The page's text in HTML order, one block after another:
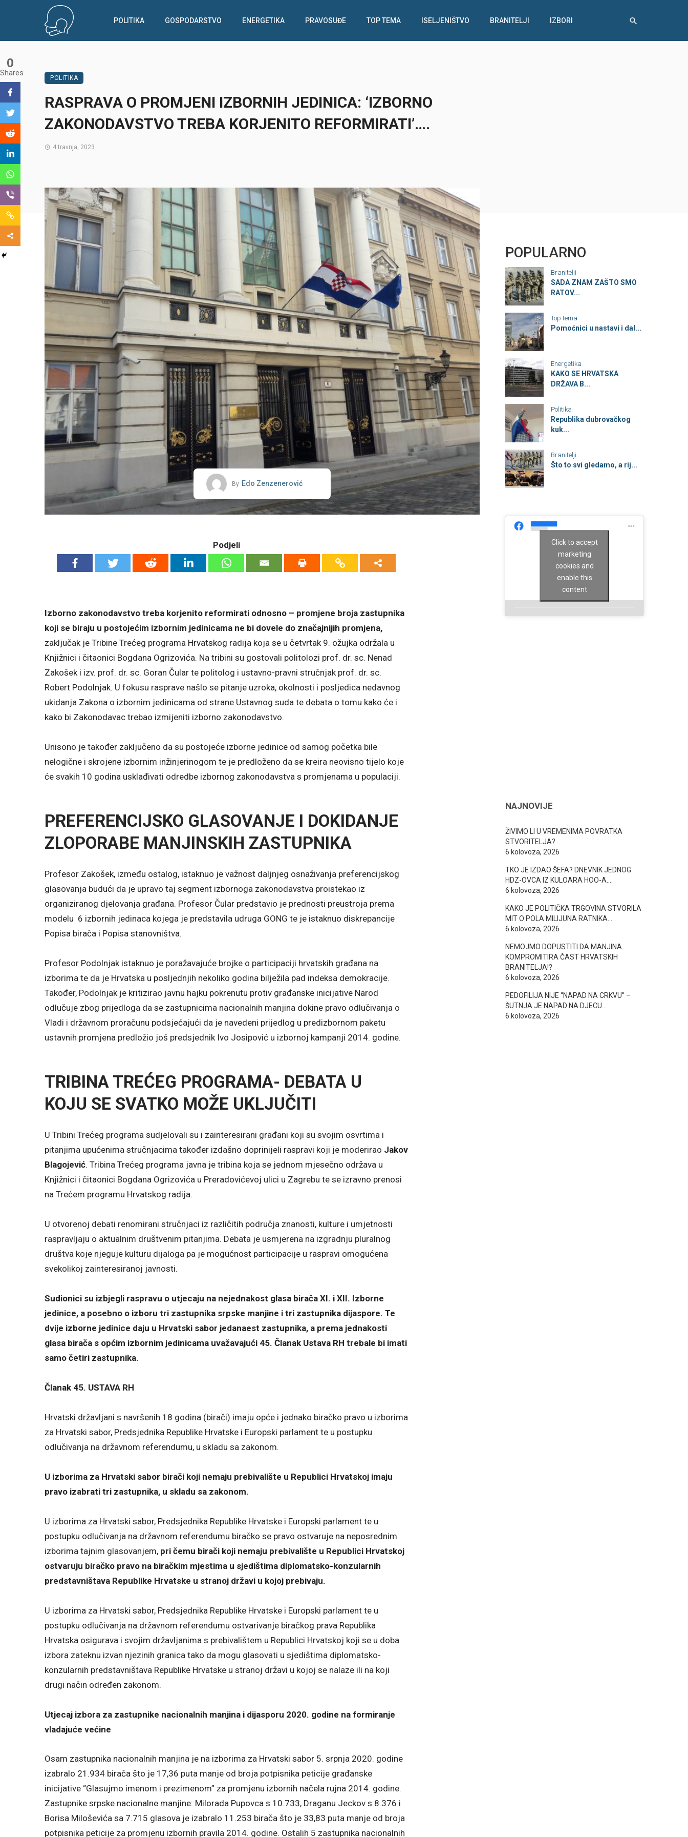
POLITIKA GOSPODARSTVO ENERGETIKA PRAVOSUĐE TOP TEMA ISELJENIŠTVO BRANITELJI IZBORI
POLITIKA
RASPRAVA O PROMJENI IZBORNIH JEDINICA: ‘IZBORNO
ZAKONODAVSTVO TREBA KORJENITO REFORMIRATI’….
4 travnja, 2023
By Edo Zenzenerović
Podjeli
Izborno zakonodavstvo treba korjenito reformirati odnosno – promjene broja zastupnika
koji se biraju u postojećim izbornim jedinicama ne bi dovele do značajnijih promjena,
zaključak je Tribine Trećeg programa Hrvatskog radija koja se u četvrtak 9. ožujka održala u
Knjižnici i čitaonici Bogdana Ogrizovića. Na tribini su gostovali politolozi prof. dr. sc. Nenad
Zakošek i izv. prof. dr. sc. Goran Čular te politolog i ustavno-pravni stručnjak prof. dr. sc.
Robert Podolnjak. U fokusu rasprave našlo se pitanje uzroka, okolnosti i posljedica nedavnog
ukidanja Zakona o izbornim jedinicama od strane Ustavnog suda te debata o tomu kako će i
kako bi Zakonodavac trebao izmijeniti izborno zakonodavstvo.
Unisono je također zaključeno da su postojeće izborne jedinice od samog početka bile
nelogične i skrojene izbornim inžinjerinogom te je predloženo da se kreira neovisno tijelo koje
će svakih 10 godina usklađivati odredbe izbornog zakonodavstva s promjenama u populaciji.
PREFERENCIJSKO GLASOVANJE I DOKIDANJE
ZLOPORABE MANJINSKIH ZASTUPNIKA
Profesor Zakošek, između ostalog, istaknuo je važnost daljnjeg osnaživanja preferencijskog
glasovanja budući da je upravo taj segment izbornoga zakonodavstva proistekao iz
organiziranog djelovanja građana. Profesor Čular predstavio je prednosti preustroja prema
modelu 6 izbornih jedinaca kojega je predstavila udruga GONG te je istaknuo diskrepancije
Popisa birača i Popisa stanovništva.
Profesor Podolnjak istaknuo je poražavajuće brojke o participaciji hrvatskih građana na
izborima te da je Hrvatska u posljednjih nekoliko godina bilježila pad indeksa demokracije.
Također, Podolnjak je kritizirao javnu hajku pokrenutu protiv građanske inicijative Narod
odlučuje zbog prijedloga da se zastupnicima nacionalnih manjina dokine pravo odlučivanja o
Vladi i državnom proračunu podsjećajući da je navedeni prijedlog u predizbornom paketu
ustavnih promjena predložio još predsjednik Ivo Josipović u izbornoj kampanji 2014. godine.
TRIBINA TREĆEG PROGRAMA- DEBATA U
KOJU SE SVATKO MOŽE UKLJUČITI
U Tribini Trećeg programa sudjelovali su i zainteresirani građani koji su svojim osvrtima i
pitanjima upućenima stručnjacima također izdašno doprinijeli raspravi koji je moderirao Jakov
Blagojević. Tribina Trećeg programa javna je tribina koja se jednom mjesečno održava u
Knjižnici i čitaonici Bogdana Ogrizovića u Preradovićevoj ulici u Zagrebu te se izravno prenosi
na Trećem programu Hrvatskog radija.
U otvorenoj debati renomirani stručnjaci iz različitih područja znanosti, kulture i umjetnosti
raspravljaju o aktualnim društvenim pitanjima. Debata je usmjerena na izgradnju pluralnog
društva koje njeguje kulturu dijaloga pa je mogućnost participacije u raspravi omogućena
svekolikoj zainteresiranoj javnosti.
Sudionici su izbjegli raspravu o utjecaju na nejednakost glasa birača XI. i XII. Izborne
jedinice, a posebno o izboru tri zastupnika srpske manjine i tri zastupnika dijaspore. Te
dvije izborne jedinice daju u Hrvatski sabor jedanaest zastupnika, a prema jednakosti
glasa birača s općim izbornim jedinicama uvažavajući 45. Članak Ustava RH trebale bi imati
samo četiri zastupnika.
Članak 45. USTAVA RH
Hrvatski državljani s navršenih 18 godina (birači) imaju opće i jednako biračko pravo u izborima
za Hrvatski sabor, Predsjednika Republike Hrvatske i Europski parlament te u postupku
odlučivanja na državnom referendumu, u skladu sa zakonom.
U izborima za Hrvatski sabor birači koji nemaju prebivalište u Republici Hrvatskoj imaju
pravo izabrati tri zastupnika, u skladu sa zakonom.
U izborima za Hrvatski sabor, Predsjednika Republike Hrvatske i Europski parlament te u
postupku odlučivanja na državnom referendumu biračko se pravo ostvaruje na neposrednim
izborima tajnim glasovanjem, pri čemu birači koji nemaju prebivalište u Republici Hrvatskoj
ostvaruju biračko pravo na biračkim mjestima u sjedištima diplomatsko-konzularnih
predstavništava Republike Hrvatske u stranoj državi u kojoj prebivaju.
U izborima za Hrvatski sabor, Predsjednika Republike Hrvatske i Europski parlament te u
postupku odlučivanja na državnom referendumu ostvarivanje biračkog prava Republika
Hrvatska osigurava i svojim državljanima s prebivalištem u Republici Hrvatskoj koji se u doba
izbora zateknu izvan njezinih granica tako da mogu glasovati u sjedištima diplomatsko-
konzularnih predstavništava Republike Hrvatske u stranoj državi u kojoj se nalaze ili na koji
drugi način određen zakonom.
Utjecaj izbora za zastupnike nacionalnih manjina i dijasporu 2020. godine na formiranje
vladajuće većine
Osam zastupnika nacionalnih manjina je na izborima za Hrvatski sabor 5. srpnja 2020. godine
izabralo 21.934 birača što je 17,36 puta manje od broja potpisnika peticije građanske
inicijative “Glasujmo imenom i prezimenom” za promjenu izbornih načela rujna 2014. godine.
Zastupnike srpske nacionalne manjine: Milorada Pupovca s 10.733, Draganu Jeckov s 8.376 i
Borisa Miloševića sa 7.715 glasova je izabralo 11.253 birača što je 33,83 puta manje od broja
potpisnika peticije za promjenu izbornih pravila 2014. godine. Ostalih 5 zastupnika nacionalnih
0
Shares
POPULARNO
Branitelji
SADA ZNAM ZAŠTO SMO
RATOV...
Top tema
Pomoćnici u nastavi i dal...
Energetika
KAKO SE HRVATSKA
DRŽAVA B...
Politika
Republika dubrovačkog
kuk...
Branitelji
Što to svi gledamo, a rij...
Click to accept
marketing
cookies and
enable this
content
NAJNOVIJE
ŽIVIMO LI U VREMENIMA POVRATKA
STVORITELJA?
6 kolovoza, 2026
TKO JE IZDAO ŠEFA? DNEVNIK JEDNOG
HDZ-OVCA IZ KULOARA HOO-A….
6 kolovoza, 2026
KAKO JE POLITIČKA TRGOVINA STVORILA
MIT O POLA MILIJUNA RATNIKA…
6 kolovoza, 2026
NEMOJMO DOPUSTITI DA MANJINA
KOMPROMITIRA ČAST HRVATSKIH
BRANITELJA!?
6 kolovoza, 2026
PEDOFILIJA NIJE “NAPAD NA CRKVU” –
ŠUTNJA JE NAPAD NA DJECU…
6 kolovoza, 2026